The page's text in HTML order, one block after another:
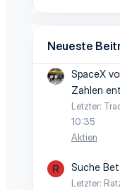
Neueste
SpaceX
Zahlen
Letzter:
10:35
Aktien
R Suche
Letzter: